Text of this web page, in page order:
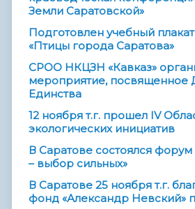
Земли Саратовской»
Подготовлен учебный
«Птицы города Саратова»
СРОО НКЦЗН «Кавказ»
мероприятие,
Единства
12 ноября т.г. прошел IV
экологических инициатив
В Саратове состоялся форум
– выбор сильных»
В Саратове 25 ноября т.г.
фонд «Александр Невский»